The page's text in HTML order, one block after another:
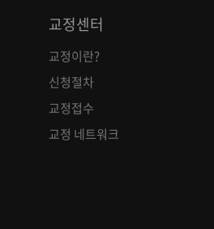
교정센터
교정이란?
신청절차
교정접수
교정 네트워크